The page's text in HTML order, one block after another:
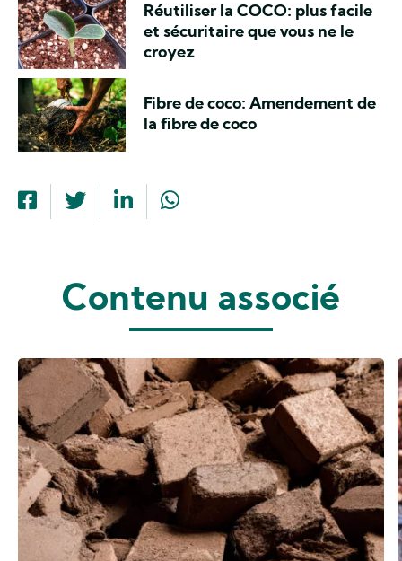
Réutiliser la COCO: plus facile
et sécuritaire que vous ne le
croyez
Fibre de coco: Amendement de
la fibre de coco
Contenu associé